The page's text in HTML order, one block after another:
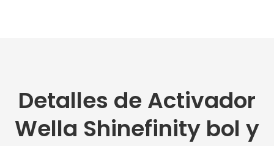
Detalles de Activador
Wella Shinefinity bol y